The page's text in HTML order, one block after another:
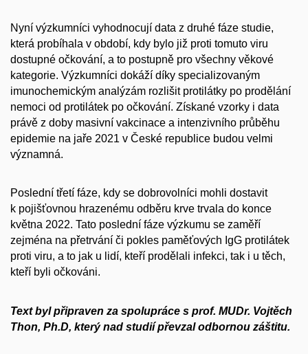
Nyní výzkumníci vyhodnocují data z druhé fáze studie,
která probíhala v období, kdy bylo již proti tomuto viru
dostupné očkování, a to postupně pro všechny věkové
kategorie. Výzkumníci dokáží díky specializovaným
imunochemickým analýzám rozlišit protilátky po prodělání
nemoci od protilátek po očkování. Získané vzorky i data
právě z doby masivní vakcinace a intenzivního průběhu
epidemie na jaře 2021 v České republice budou velmi
významná.
Poslední třetí fáze, kdy se dobrovolníci mohli dostavit
k pojišťovnou hrazenému odběru krve trvala do konce
května 2022. Tato poslední fáze výzkumu se zaměří
zejména na přetrvání či pokles paměťových IgG protilátek
proti viru, a to jak u lidí, kteří prodělali infekci, tak i u těch,
kteří byli očkováni.
Text byl připraven za spolupráce s prof. MUDr. Vojtěch
Thon, Ph.D, který nad studií převzal odbornou záštitu.